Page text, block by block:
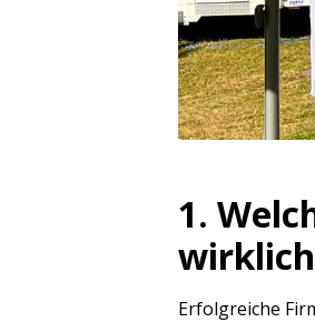
1.
Erfolgreiche